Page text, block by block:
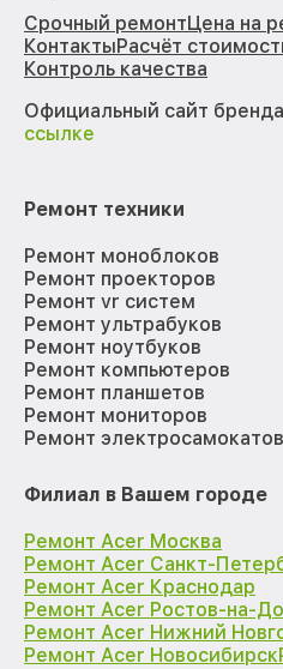
Срочный ремонтЦена на
КонтактыРасчёт
Контроль качества
Официальный сайт
ссылке
Ремонт техники
Ремонт моноблоков
Ремонт проекторов
Ремонт vr систем
Ремонт ультрабуков
Ремонт ноутбуков
Ремонт компьютеров
Ремонт планшетов
Ремонт мониторов
Ремонт электросамокатов
Филиал в Вашем городе
Ремонт Acer Москва
Ремонт Acer Санкт-
Ремонт Acer Краснодар
Ремонт Acer Ростов-на-
Ремонт Acer Нижний
Ремонт Acer Новосибирск